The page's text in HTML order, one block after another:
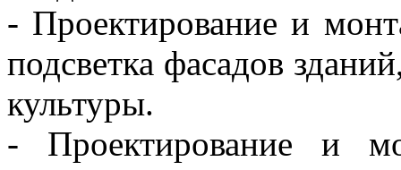
- Проектирование и
подсветка фасадов
культуры.
- Проектирование и